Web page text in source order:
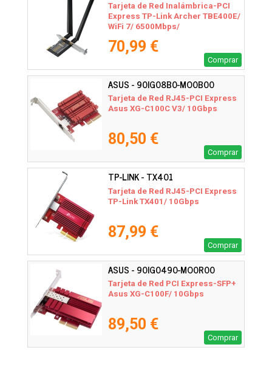
Tarjeta de Red Inalámbrica-PCI
Express TP-Link Archer TBE400E/
WiFi 7/ 6500Mbps/
70,99 €
Comprar
ASUS - 90IG08B0-MO0B00
Tarjeta de Red RJ45-PCI Express
Asus XG-C100C V3/ 10Gbps
80,50 €
Comprar
TP-LINK - TX401
Tarjeta de Red RJ45-PCI Express
TP-Link TX401/ 10Gbps
87,99 €
Comprar
ASUS - 90IG0490-MO0R00
Tarjeta de Red PCI Express-SFP+
Asus XG-C100F/ 10Gbps
89,50 €
Comprar